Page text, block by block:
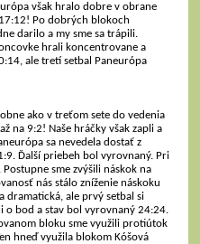
však hralo dobre v obrane
Po dobrých blokoch
darilo a my sme sa trápili.
hrali koncentrovane a
ale tretí setbal Paneurópa
ako v treťom sete do vedenia
na 9:2! Naše hráčky však zapli a
sa nevedela dostať z
Ďalší priebeh bol vyrovnaný. Pri
sme zvýšili náskok na
nás stálo zníženie náskoku
dramatická, ale prvý setbal si
o bod a stav bol vyrovnaný 24:24.
bloku sme využili protiútok
hneď využila blokom Kóšová